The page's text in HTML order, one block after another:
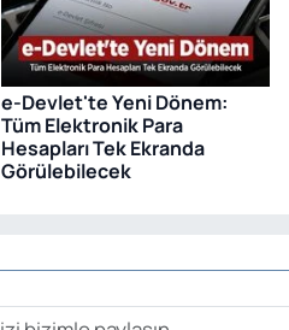
e-Devlet'te Yeni Dönem:
Tüm Elektronik Para
Hesapları Tek Ekranda
Görülebilecek